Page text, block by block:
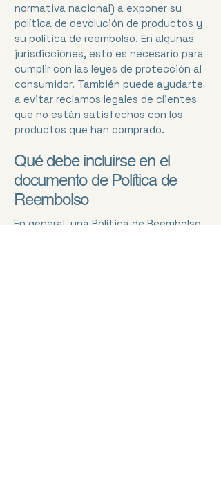
normativa nacional) a exponer su
política de devolución de productos y
su política de reembolso. En algunas
jurisdicciones, esto es necesario para
cumplir con las leyes de protección al
consumidor. También puede ayudarte
a evitar reclamos legales de clientes
que no están satisfechos con los
productos que han comprado.
Qué debe incluirse en el
documento de Política de
Reembolso
En general, una Política de Reembolso